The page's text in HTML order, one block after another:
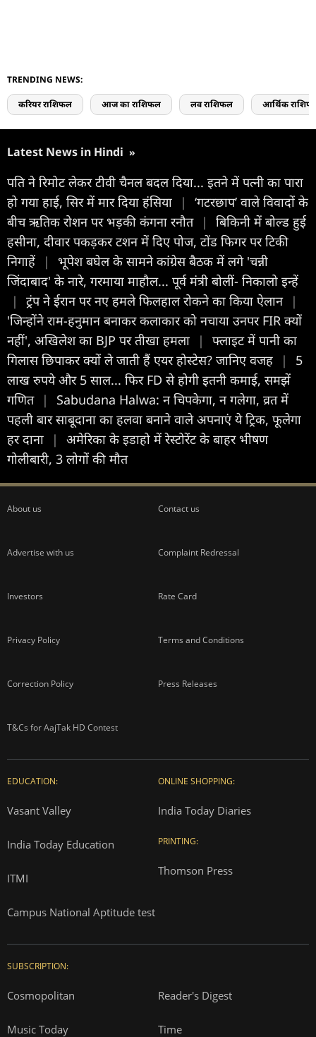
TRENDING NEWS:
करियर राशिफल आज का राशिफल लव राशिफल आर्थिक
Latest News in Hindi »
पति ने रिमोट लेकर टीवी चैनल बदल दिया... इतने में पत्नी का पारा
हो गया हाई, सिर में मार दिया हंसिया
|
‘गटरछाप’ वाले विवादों के
बीच ऋतिक रोशन पर भड़की कंगना रनौत |
बिकिनी में बोल्ड हुई
हसीना, दीवार पकड़कर टशन में दिए पोज, टोंड फिगर पर टिकी
निगाहें
|
भूपेश बघेल के सामने कांग्रेस बैठक में लगे 'चन्नी
जिंदाबाद' के नारे, गरमाया माहौल... पूर्व मंत्री बोलीं- निकालो इन्हें
|
ट्रंप ने ईरान पर नए हमले फिलहाल रोकने का किया ऐलान |
'जिन्होंने राम-हनुमान बनाकर कलाकार को नचाया उनपर FIR क्यों
नहीं', अखिलेश का BJP पर तीखा हमला
|
फ्लाइट में पानी का
गिलास छिपाकर क्यों ले जाती हैं एयर होस्टेस? जानिए वजह
|
5
लाख रुपये और 5 साल... फिर FD से होगी इतनी कमाई, समझें
गणित |
Sabudana Halwa: न चिपकेगा, न गलेगा, व्रत में
पहली बार साबूदाना का हलवा बनाने वाले अपनाएं ये ट्रिक, फूलेगा
हर दाना
|
अमेरिका के इडाहो में रेस्टोरेंट के बाहर भीषण
गोलीबारी, 3 लोगों की मौत
About us Contact us
Advertise with us Complaint Redressal
Investors Rate Card
Privacy Policy Terms and Conditions
Correction Policy Press Releases
T&Cs for AajTak HD Contest
EDUCATION:
Vasant Valley
India Today Education
ITMI
Campus National Aptitude test
ONLINE SHOPPING:
India Today Diaries
PRINTING:
Thomson Press
SUBSCRIPTION:
Cosmopolitan Reader's Digest
Music Today Time